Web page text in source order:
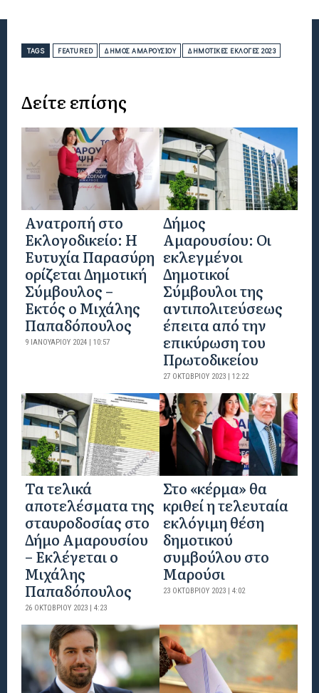
TAGS FEATURED ΔΉΜΟΣ ΑΜΑΡΟΥΣΊΟΥ ΔΗΜΟΤΙΚΈΣ ΕΚΛΟΓΈΣ 2023
Δείτε επίσης
Ανατροπή στο
Εκλογοδικείο: Η
Ευτυχία Παρασύρη
ορίζεται Δημοτική
Σύμβουλος –
Εκτός ο Μιχάλης
Παπαδόπουλος
9 ΙΑΝΟΥΑΡΊΟΥ 2024 | 10:57
Δήμος
Αμαρουσίου: Οι
εκλεγμένοι
Δημοτικοί
Σύμβουλοι της
αντιπολιτεύσεως
έπειτα από την
επικύρωση του
Πρωτοδικείου
27 ΟΚΤΩΒΡΊΟΥ 2023 | 12:22
Τα τελικά
αποτελέσματα της
σταυροδοσίας στο
Δήμο Αμαρουσίου
– Εκλέγεται ο
Μιχάλης
Παπαδόπουλος
26 ΟΚΤΩΒΡΊΟΥ 2023 | 4:23
Στο «κέρμα» θα
κριθεί η τελευταία
εκλόγιμη θέση
δημοτικού
συμβούλου στο
Μαρούσι
23 ΟΚΤΩΒΡΊΟΥ 2023 | 4:02